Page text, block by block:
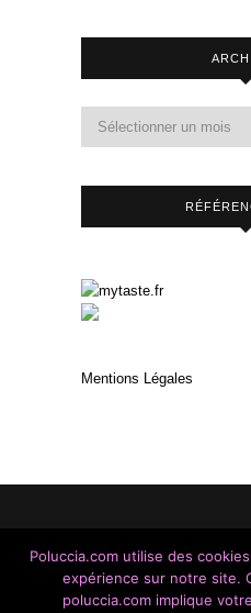
Mentions Légales
Made With Love /
Poluccia.com utilise des
expérience sur notre site.
poluccia.com implique